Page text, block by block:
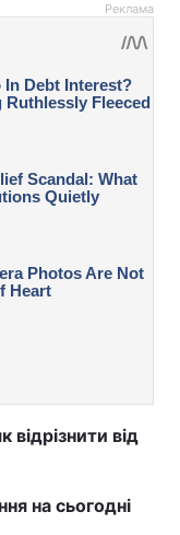
Реклама
відрізнити від
на сьогодні